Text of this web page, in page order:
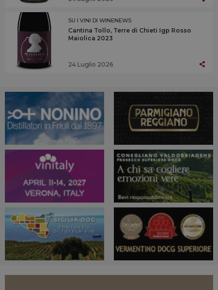
SU I VINI DI WINENEWS
Cantina Tollo, Terre di Chieti Igp Rosso
Maiolica 2023
24 Luglio 2026